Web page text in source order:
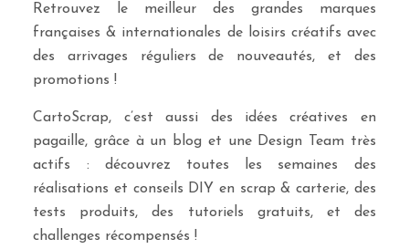
Retrouvez le meilleur des grandes marques
françaises & internationales de loisirs créatifs avec
des arrivages réguliers de nouveautés, et des
promotions !
CartoScrap, c’est aussi des idées créatives en
pagaille, grâce à un blog et une Design Team très
actifs : découvrez toutes les semaines des
réalisations et conseils DIY en scrap & carterie, des
tests produits, des tutoriels gratuits, et des
challenges récompensés !